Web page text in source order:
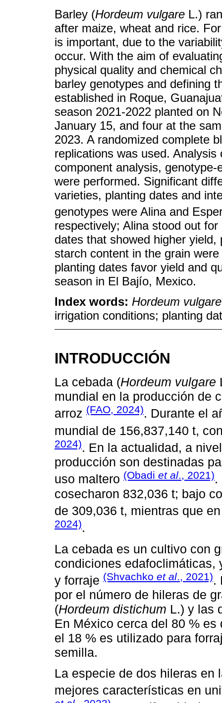
Barley (Hordeum vulgare L.)
after maize, wheat and rice.
is important, due to the
occur. With the aim of
physical quality and chemical
barley genotypes and defining
established in Roque,
season 2021-2022 planted on
January 15, and four at the
2023. A randomized complete
replications was used.
component analysis,
were performed. Significant
varieties, planting dates and
genotypes were Alina and
respectively; Alina stood out
dates that showed higher
starch content in the grain
planting dates favor yield and
season in El Bajío, Mexico.
Index words: Hordeum vulgare
irrigation conditions; planting
INTRODUCCIÓN
La cebada (Hordeum vulgare
mundial en la producción de
arroz (FAO, 2024). Durante el
mundial de 156,837,140 t,
2024). En la actualidad, a
producción son destinadas
uso maltero (Obadi et al., 2021).
cosecharon 832,036 t; bajo
de 309,036 t, mientras que
2024).
La cebada es un cultivo con
condiciones edafoclimáticas,
y forraje (Shvachko et al ., 2021).
por el número de hileras de
(Hordeum distichum L.) y las
En México cerca del 80 %
el 18 % es utilizado para
semilla.
La especie de dos hileras en
mejores características en